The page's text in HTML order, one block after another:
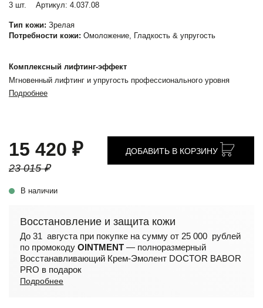
3 шт. Артикул: 4.037.08
Тип кожи: Зрелая
Потребности кожи: Омоложение, Гладкость & упругость
Комплексный лифтинг-эффект
Мгновенный лифтинг и упругость профессионального уровня
Подробнее
15 420 ₽
23 015 ₽
В наличии
ДОБАВИТЬ В КОРЗИНУ
Восстановление и защита кожи
До 31 августа при покупке на сумму от 25 000 рублей
по промокоду OINTMENT — полноразмерный
Восстанавливающий Крем-Эмолент DOCTOR BABOR
PRO в подарок
Подробнее